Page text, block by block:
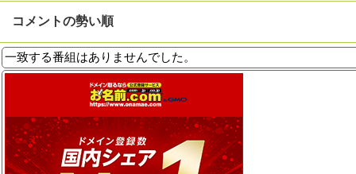
コメントの勢い順
一致する番組はありませんでした。